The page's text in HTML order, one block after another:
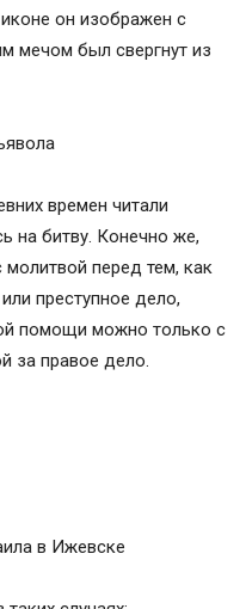
он изображен с
мечом был свергнут из
времен читали
на битву. Конечно же,
перед тем, как
преступное дело,
помощи можно только с
за правое дело.
в Ижевске